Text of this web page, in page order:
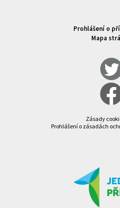
Prohlášení o
Mapa
Zásady
Prohlášení o zásadách